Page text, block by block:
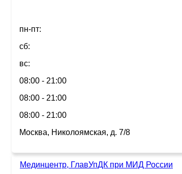
пн-пт:
сб:
вс:
08:00 - 21:00
08:00 - 21:00
08:00 - 21:00
Москва, Николоямская, д. 7/8
Мединцентр, ГлавУпДК при МИД России